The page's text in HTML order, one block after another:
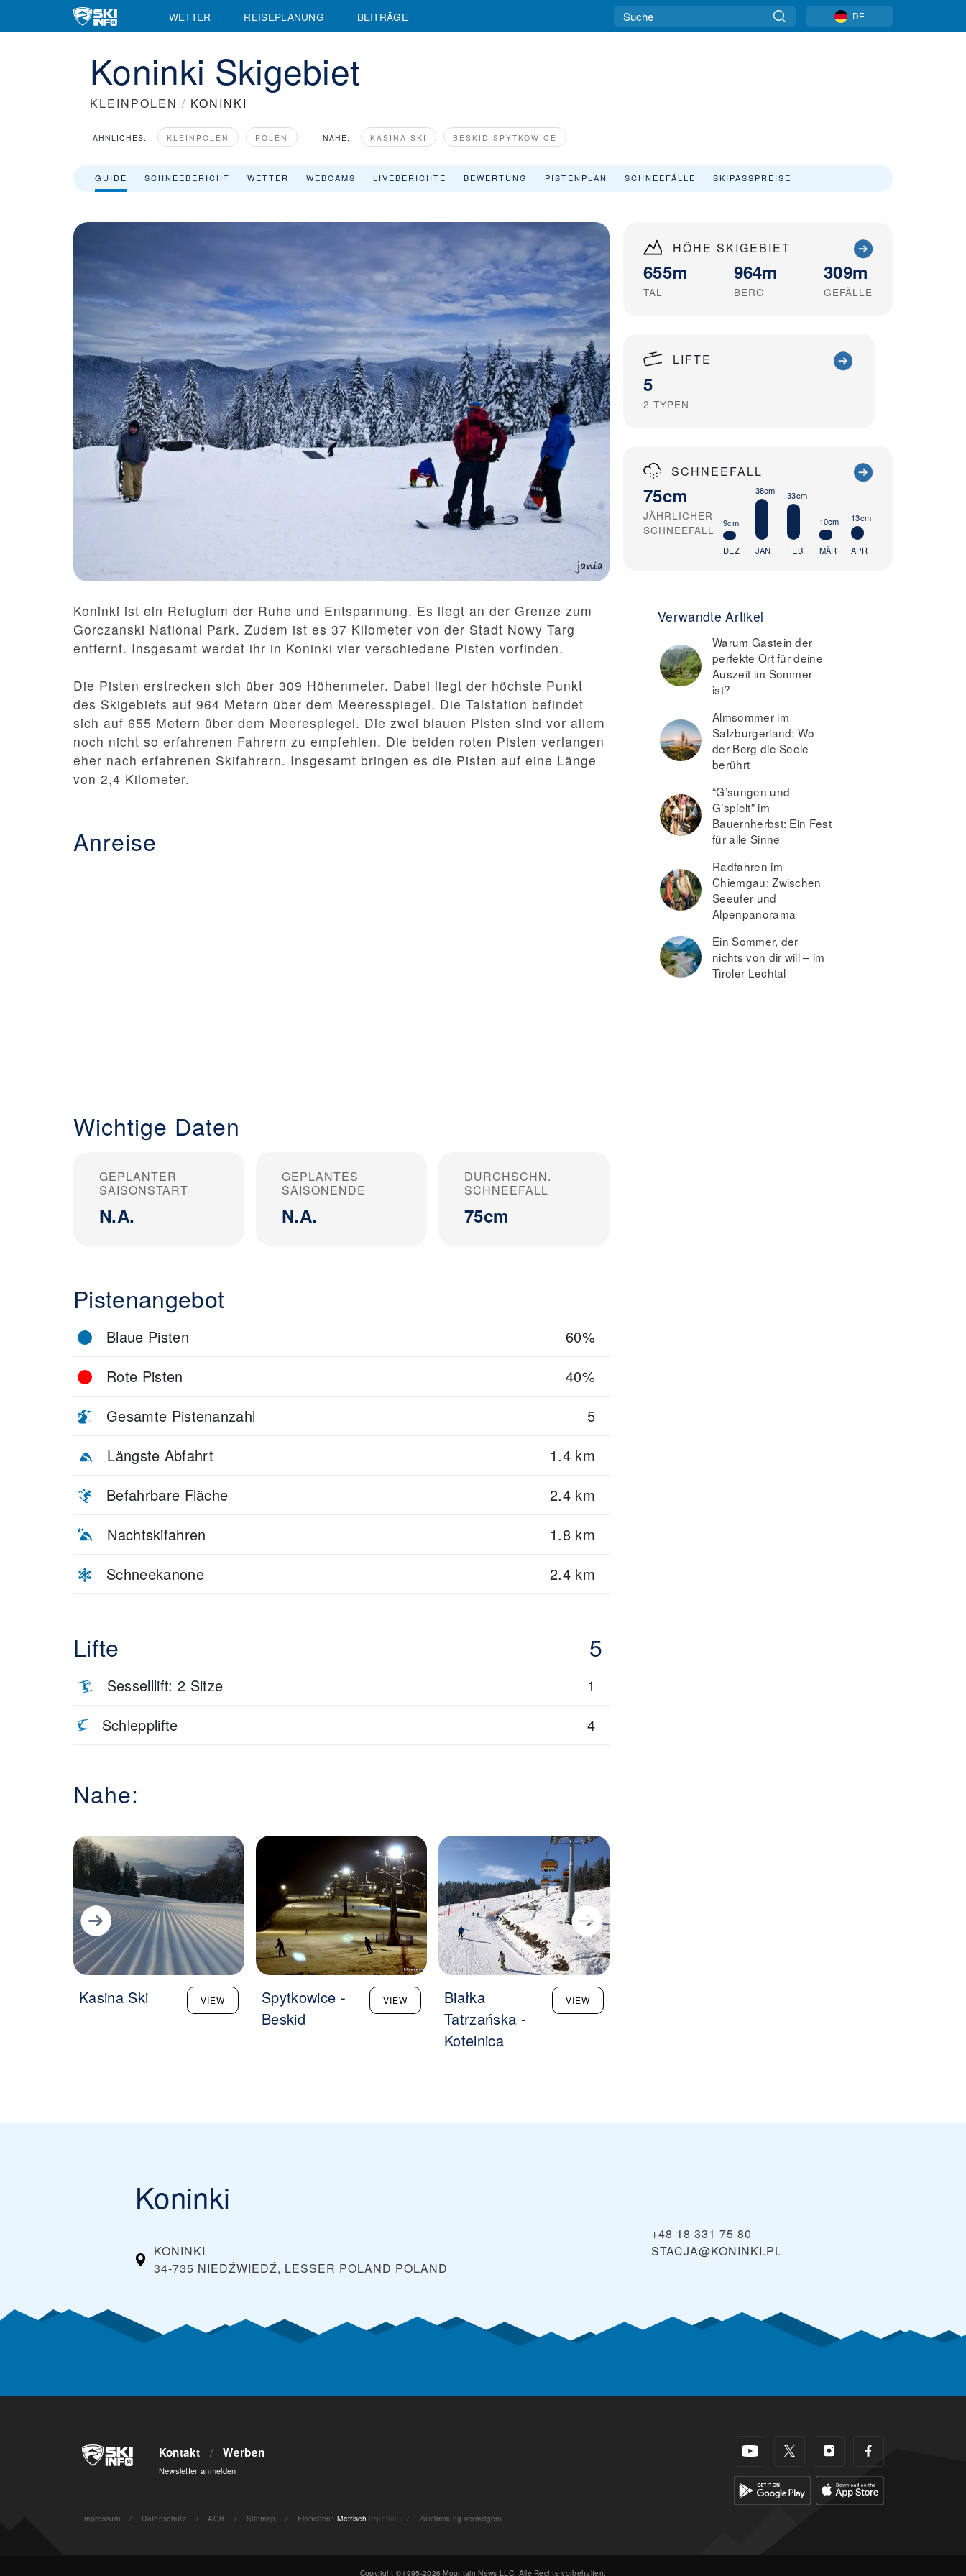
WETTER REISEPLANUNG BEITRÄGE DE
Koninki Skigebiet
KLEINPOLEN / KONINKI
ÄHNLICHES: KLEINPOLEN POLEN NAHE: KASINA SKI BESKID SPYTKOWICE
GUIDE SCHNEEBERICHT WETTER WEBCAMS LIVEBERICHTE BEWERTUNG PISTENPLAN SCHNEEFÄLLE SKIPASSPREISE
HÖHE SKIGEBIET
655m
TAL
964m
BERG
309m
GEFÄLLE
LIFTE
5
2 TYPEN
SCHNEEFALL
75cm
JÄHRLICHER
SCHNEEFALL
9cm
DEZ
38cm
JAN
33cm
FEB
10cm
MÄR
13cm
APR
Verwandte Artikel
Warum Gastein der
perfekte Ort für deine
Auszeit im Sommer
ist?
Almsommer im
Salzburgerland: Wo
der Berg die Seele
berührt
“G’sungen und
G’spielt” im
Bauernherbst: Ein Fest
für alle Sinne
Radfahren im
Chiemgau: Zwischen
Seeufer und
Alpenpanorama
Ein Sommer, der
nichts von dir will – im
Tiroler Lechtal
Koninki ist ein Refugium der Ruhe und Entspannung. Es liegt an der Grenze zum
Gorczanski National Park. Zudem ist es 37 Kilometer von der Stadt Nowy Targ
entfernt. Insgesamt werdet ihr in Koninki vier verschiedene Pisten vorfinden.
Die Pisten erstrecken sich über 309 Höhenmeter. Dabei liegt der höchste Punkt
des Skigebiets auf 964 Metern über dem Meeresspiegel. Die Talstation befindet
sich auf 655 Metern über dem Meerespiegel. Die zwei blauen Pisten sind vor allem
noch nicht so erfahrenen Fahrern zu empfehlen. Die beiden roten Pisten verlangen
eher nach erfahrenen Skifahrern. Insgesamt bringen es die Pisten auf eine Länge
von 2,4 Kilometer.
Anreise
Wichtige Daten
GEPLANTER
SAISONSTART
N.A.
GEPLANTES
SAISONENDE
N.A.
DURCHSCHN.
SCHNEEFALL
75cm
Pistenangebot
Blaue Pisten
60%
Rote Pisten
40%
Gesamte Pistenanzahl
5
Längste Abfahrt
1.4 km
Befahrbare Fläche
2.4 km
Nachtskifahren
1.8 km
Schneekanone
2.4 km
Lifte 5
Sesselllift: 2 Sitze
1
Schlepplifte
4
Nahe:
Kasina Ski VIEW
Spytkowice -
Beskid
VIEW
Białka
Tatrzańska -
Kotelnica
VIEW
Koninki
KONINKI
34-735 NIEDŹWIEDŹ, LESSER POLAND POLAND
+48 18 331 75 80
STACJA@KONINKI.PL
Kontakt / Werben
Newsletter anmelden
Impressum / Datenschutz / AGB / Sitemap / Einheiten : Metrisch Imperial / Zustimmung verweigern
Copyright ©1995-2026 Mountain News LLC. Alle Rechte vorbehalten.
Skigebiet Koninki - Skiinfo.de